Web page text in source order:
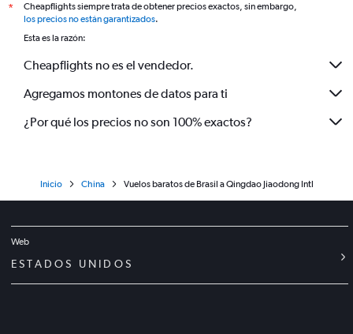
*
Cheapflights siempre trata de obtener precios exactos, sin embargo,
los precios no están garantizados.
Esta es la razón:
Cheapflights no es el vendedor.
Agregamos montones de datos para ti
¿Por qué los precios no son 100% exactos?
Inicio China Vuelos baratos de Brasil a Qingdao Jiaodong Intl
Web
ESTADOS UNIDOS